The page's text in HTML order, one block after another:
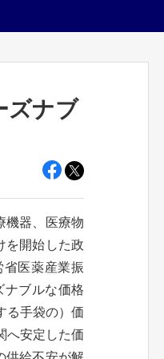
ズナブ
機器、医療物
を開始した政
医薬産業振
ナブルな価格
る手袋の）価
へ安定した価